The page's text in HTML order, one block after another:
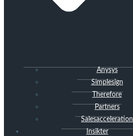
Anysys
Simplesign
Therefore
Partners
Salesacceleration
Insikter